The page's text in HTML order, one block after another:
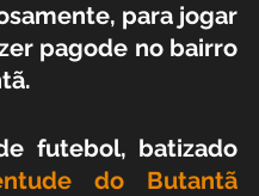
para jogar
pagode no bairro
futebol, batizado
do Butantã